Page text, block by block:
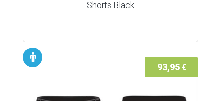
Shorts Black
93,95 €